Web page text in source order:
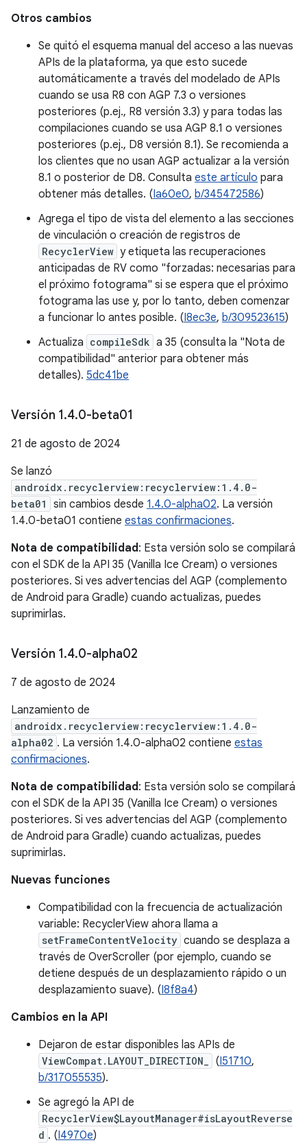
Otros cambios
Se quitó el esquema manual del acceso a las nuevas
APIs de la plataforma, ya que esto sucede
automáticamente a través del modelado de APIs
cuando se usa R8 con AGP 7.3 o versiones
posteriores (p.ej., R8 versión 3.3) y para todas las
compilaciones cuando se usa AGP 8.1 o versiones
posteriores (p.ej., D8 versión 8.1). Se recomienda a
los clientes que no usan AGP actualizar a la versión
8.1 o posterior de D8. Consulta este artículo para
obtener más detalles. (Ia60e0, b/345472586)
Agrega el tipo de vista del elemento a las secciones
de vinculación o creación de registros de
RecyclerView y etiqueta las recuperaciones
anticipadas de RV como "forzadas: necesarias para
el próximo fotograma" si se espera que el próximo
fotograma las use y, por lo tanto, deben comenzar
a funcionar lo antes posible. (I8ec3e, b/309523615)
Actualiza compileSdk a 35 (consulta la "Nota de
compatibilidad" anterior para obtener más
detalles). 5dc41be
Versión 1.4.0-beta01
21 de agosto de 2024
Se lanzó
androidx.recyclerview:recyclerview:1.4.0-
beta01
sin cambios desde 1.4.0-alpha02. La versión
1.4.0-beta01 contiene estas confirmaciones.
Nota de compatibilidad: Esta versión solo se compilará
con el SDK de la API 35 (Vanilla Ice Cream) o versiones
posteriores. Si ves advertencias del AGP (complemento
de Android para Gradle) cuando actualizas, puedes
suprimirlas.
Versión 1.4.0-alpha02
7 de agosto de 2024
Lanzamiento de
androidx.recyclerview:recyclerview:1.4.0-
alpha02 . La versión 1.4.0-alpha02 contiene estas
confirmaciones.
Nota de compatibilidad: Esta versión solo se compilará
con el SDK de la API 35 (Vanilla Ice Cream) o versiones
posteriores. Si ves advertencias del AGP (complemento
de Android para Gradle) cuando actualizas, puedes
suprimirlas.
Nuevas funciones
Compatibilidad con la frecuencia de actualización
variable: RecyclerView ahora llama a
setFrameContentVelocity cuando se desplaza a
través de OverScroller (por ejemplo, cuando se
detiene después de un desplazamiento rápido o un
desplazamiento suave). (I8f8a4)
Cambios en la API
Dejaron de estar disponibles las APIs de
ViewCompat.LAYOUT_DIRECTION_ (I51710,
b/317055535).
Se agregó la API de
RecyclerView$LayoutManager#isLayoutReverse
d . (I4970e)